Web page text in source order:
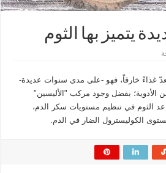
يتميز بها الثوم
غذاءً خارقاً، فهو -على مدى سنوات عديدة-
الأدوية؛ بفضل وجود مركب "الأليسين"
الثوم في تنظيم مستويات سكر الدم،
الكوليسترول الضار في الدم.